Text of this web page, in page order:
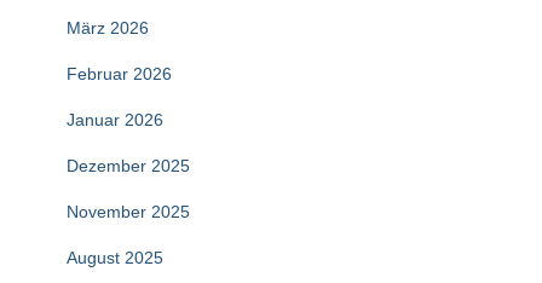
März 2026
Februar 2026
Januar 2026
Dezember 2025
November 2025
August 2025